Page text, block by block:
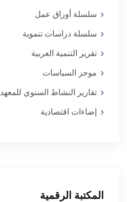
سلسلة أوراق عمل
سلسلة دراسات تنموية
تقرير التنمية العربية
موجز السياسات
تقارير النشاط السنوي للمعهد
إضاءات اقتصادية
المكتبة الرقمية